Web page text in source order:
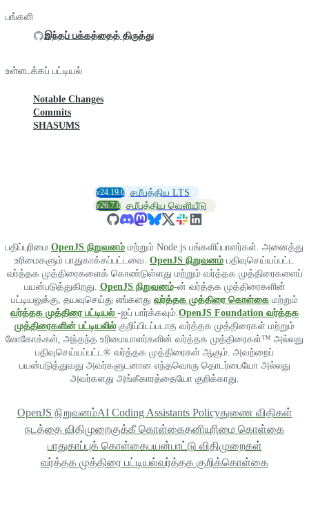
பங்களி
இந்தப் பக்கத்தைத் திருத்து
உள்ளடக்கப் பட்டியல்
Notable Changes
Commits
SHASUMS
v24.19.0 சமீபத்திய LTS
v26.7.0 சமீபத்திய வெளியீடு
பதிப்புரிமை OpenJS நிறுவனம் மற்றும் Node.js பங்களிப்பாளர்கள். அனைத்து
உரிமைகளும் பாதுகாக்கப்பட்டவை. OpenJS நிறுவனம் பதிவுசெய்யப்பட்ட
வர்த்தக முத்திரைகளைக் கொண்டுள்ளது மற்றும் வர்த்தக முத்திரைகளைப்
பயன்படுத்துகிறது. OpenJS நிறுவனம்-ன் வர்த்தக முத்திரைகளின்
பட்டியலுக்கு, தயவுசெய்து எங்களது வர்த்தக முத்திரை கொள்கை மற்றும்
வர்த்தக முத்திரை பட்டியல் -ஐப் பார்க்கவும்.OpenJS Foundation வர்த்தக
முத்திரைகளின் பட்டியலில் குறிப்பிடப்படாத வர்த்தக முத்திரைகள் மற்றும்
லோகோக்கள், அந்தந்த உரிமையாளர்களின் வர்த்தக முத்திரைகள்™ அல்லது
பதிவுசெய்யப்பட்ட® வர்த்தக முத்திரைகள் ஆகும். அவற்றைப்
பயன்படுத்துவது அவர்களுடனான எந்தவொரு தொடர்பையோ அல்லது
அவர்களது அங்கீகாரத்தையோ குறிக்காது.
OpenJS நிறுவனம்AI Coding Assistants Policyதுணை விதிகள்
நடத்தை விதிமுறைகுக்கீ கொள்கைதனியுரிமை கொள்கை
பாதுகாப்புக் கொள்கைபயன்பாட்டு விதிமுறைகள்
வர்த்தக முத்திரை பட்டியல்வர்த்தக குறிக்கொள்கை